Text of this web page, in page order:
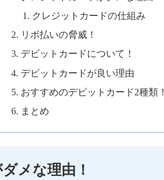
クレジットカードの仕組み
リボ払いの脅威！
デビットカードについて！
デビットカードが良い理由
おすすめのデビットカード2種類！
まとめ
メな理由！